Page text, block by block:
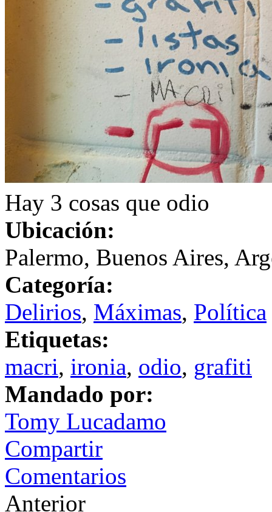
Hay 3 cosas que odio
Ubicación:
Palermo, Buenos Aires,
Categoría:
Delirios, Máximas, Política
Etiquetas:
macri, ironia, odio, grafiti
Mandado por:
Tomy Lucadamo
Compartir
Comentarios
Anterior